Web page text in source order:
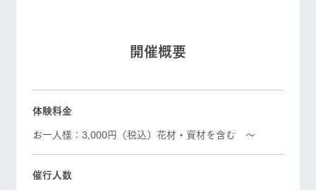
ペットを
お連れの
お客様へ
お問い合
わせ・資
料請求
牧場の生産品を
知り尽くした料
スタイルで提供
丹精込めて育て
品を取り揃えた
周遊バス
English (Google Translate)
ネットショップ
レストラン/BBQ
開催概要
体験料金
お一人様：3,000円（税込）花材・資材を含む ～
催行人数